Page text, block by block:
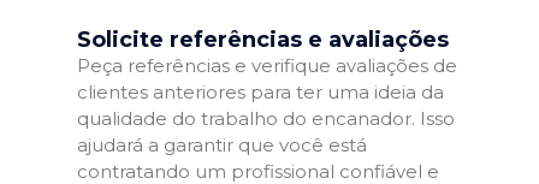
Solicite referências e avaliações
Peça referências e verifique avaliações de
clientes anteriores para ter uma ideia da
qualidade do trabalho do encanador. Isso
ajudará a garantir que você está
contratando um profissional confiável e